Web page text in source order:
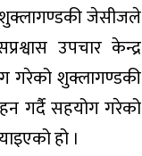
जेसीजले
उपचार केन्द्र
गरेको शुक्लागण्डकी
गर्दै सहयोग गरेको
हो ।